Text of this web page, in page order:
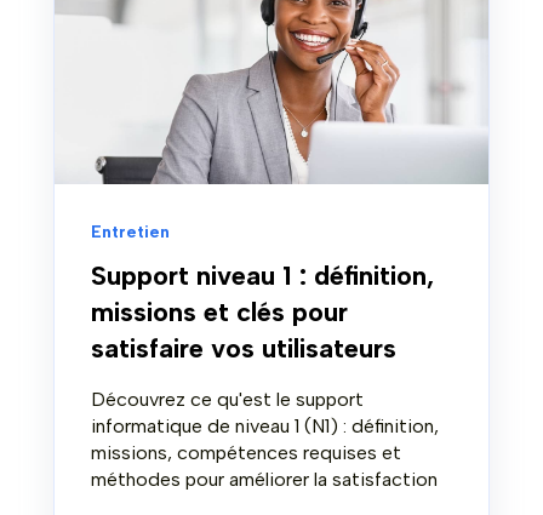
Entretien
Support niveau 1 : définition,
missions et clés pour
satisfaire vos utilisateurs
Découvrez ce qu'est le support
informatique de niveau 1 (N1) : définition,
missions, compétences requises et
méthodes pour améliorer la satisfaction